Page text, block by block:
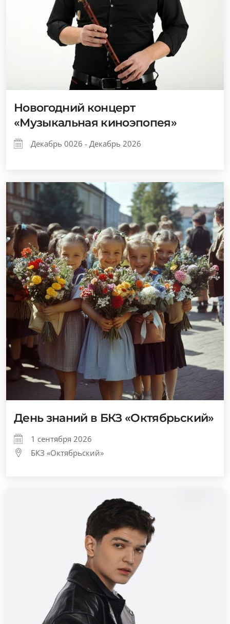
Новогодний концерт
«Музыкальная киноэпопея»
Декабрь 0026 - Декабрь 2026
День знаний в БКЗ «Октябрьский»
1 сентября 2026
БКЗ «Октябрьский»